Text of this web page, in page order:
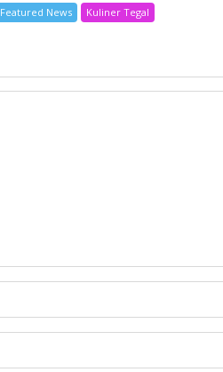
Featured News Kuliner Tegal